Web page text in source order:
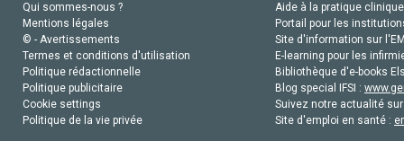
Qui sommes-nous ?
Mentions légales
© - Avertissements
Termes et conditions d'utilisation
Politique rédactionnelle
Politique publicitaire
Cookie settings
Politique de la vie privée
Aide à la pratique
Portail pour les
Site d'information sur
E-learning pour les
Bibliothèque d'e-books
Blog special IFSI :
Suivez notre actualité
Site d'emploi en santé :